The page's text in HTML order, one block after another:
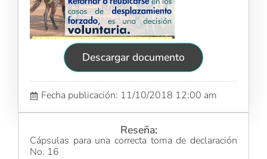
Descargar documento
Fecha publicación: 11/10/2018 12:00 am
Reseña:
Cápsulas para una correcta toma de declaración
No. 16